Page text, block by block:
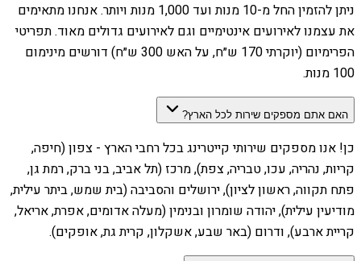
ניתן להזמין החל מ-10 מנות ועד 1,000 מנות ויותר. אנחנו מתאימים
את עצמנו לאירועים אינטימיים וגם לאירועים גדולים מאוד. תפריטי
הפרימיום (יוקרתי 170 ש״ח, על האש 300 ש״ח) דורשים מינימום
100 מנות.
האם אתם מספקים שירות לכל הארץ?
כן! אנו מספקים שירותי קייטרינג בכל רחבי הארץ - צפון (חיפה,
קריות, נהריה, עכו, טבריה, צפת), מרכז (תל אביב, בני ברק, רמת גן,
פתח תקווה, ראשון לציון), ירושלים והסביבה (בית שמש, ביתר עילית,
מודיעין עילית), יהודה שומרון ובנימין (מעלה אדומים, אפרת, אריאל,
קריית ארבע), ודרום (באר שבע, אשקלון, קרית גת, אופקים).